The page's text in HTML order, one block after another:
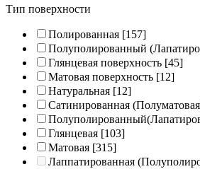
Тип поверхности
Полированная [157]
Полуполированный
Глянцевая поверхность [45]
Матовая поверхность [12]
Натуральная [12]
Сатинированная
Глянцевая [103]
Матовая [315]
Лаппатированная